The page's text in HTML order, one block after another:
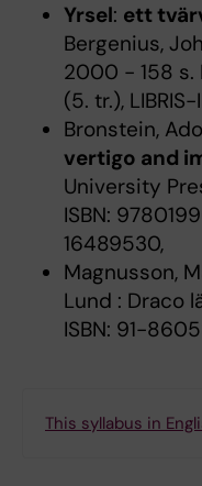
Yrsel: ett
Bergenius,
2000 - 158
(5. tr.),
Bronstein,
vertigo and
University
ISBN:
16489530,
Magnusson,
Lund : Draco
ISBN: 91-
This syllabus in